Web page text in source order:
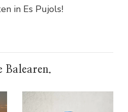
in Es Pujols!
Balearen.